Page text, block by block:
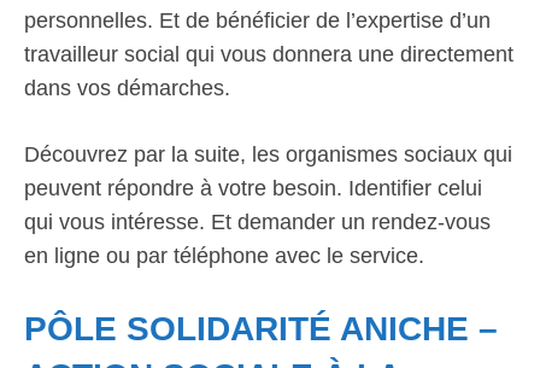
personnelles. Et de bénéficier de l’expertise d’un
travailleur social qui vous donnera une directement
dans vos démarches.
Découvrez par la suite, les organismes sociaux qui
peuvent répondre à votre besoin. Identifier celui
qui vous intéresse. Et demander un rendez-vous
en ligne ou par téléphone avec le service.
PÔLE SOLIDARITÉ ANICHE –